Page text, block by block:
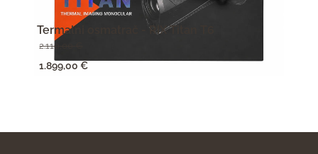
Termalni osmatrač - RIX Titan T6
2.110,00
Izvorna
je:
1.899,00€ Trenutna
1.899,00 €.
je: